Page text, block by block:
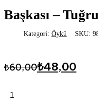
Başkası –
Kategori: Öykü SKU:
₺60,00
Orijinal
₺60,00.
₺48,00
Şu
fiyat:
Başkası